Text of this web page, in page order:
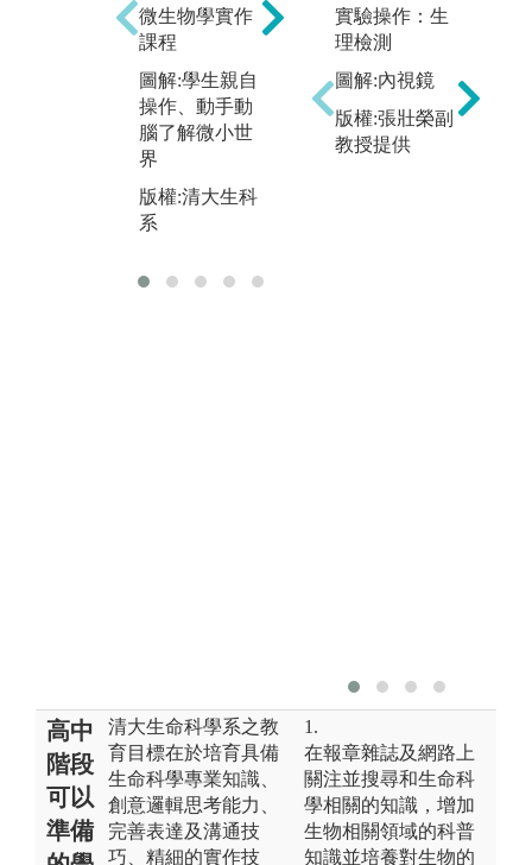
微生物學實作
課程
圖解:學生親自
操作、動手動
腦了解微小世
界
版權:清大生科
系
圖解:果蠅神經
傳導網路系統
版權:清大生科
系羅中泉教授
實驗操作：生
理檢測
圖解:內視鏡
版權:張壯榮副
教授提供
高中
階段
可以
準備
清大生命科學系之教
育目標在於培育具備
生命科學專業知識、
創意邏輯思考能力、
完善表達及溝通技
巧、精細的實作技
1.
在報章雜誌及網路上
關注並搜尋和生命科
學相關的知識，增加
生物相關領域的科普
知識並培養對生物的